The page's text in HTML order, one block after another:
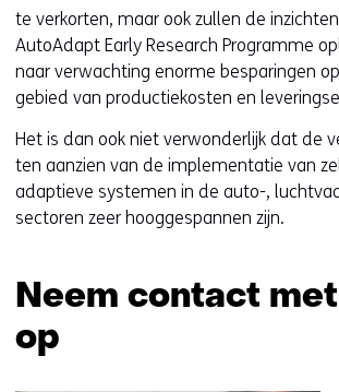
te verkorten, maar ook zullen de
AutoAdapt Early Research Programme
naar verwachting enorme besparingen
gebied van productiekosten en
Het is dan ook niet verwonderlijk dat de
ten aanzien van de implementatie van
adaptieve systemen in de auto-,
sectoren zeer hooggespannen zijn.
Neem contact
op